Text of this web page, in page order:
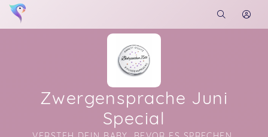
Zwergensprache Juni
Special